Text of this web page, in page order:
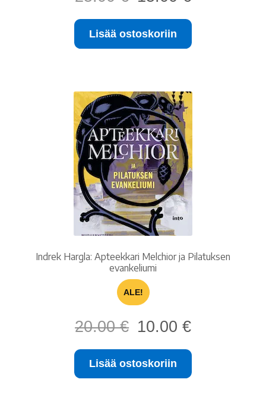
hinta
oli:
25.00 €.
on:
Lisää ostoskoriin
Indrek Hargla: Apteekkari Melchior ja Pilatuksen
evankeliumi
ALE!
20.00€
Alkuperäinen
hinta
oli:
20.00 €.
10.00 €Nykyinen
on:
Lisää ostoskoriin